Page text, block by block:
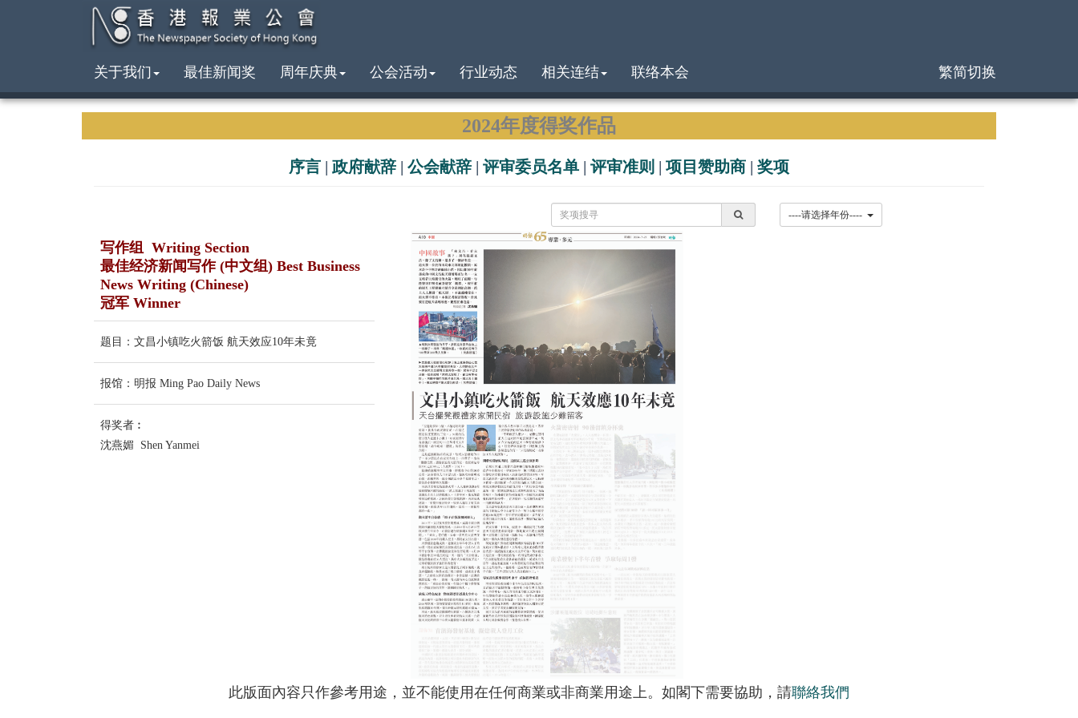
关于我们 最佳新闻奖 周年庆典 公会活动 行业动态 相关连结 联络本会 繁简切换
2024年度得奖作品
序言 | 政府献辞 | 公会献辞 | 评审委员名单 | 评审准则 | 项目赞助商 | 奖项
写作组 Writing Section
最佳经济新闻写作 (中文组) Best Business
News Writing (Chinese)
冠军 Winner
题目：文昌小镇吃火箭饭 航天效应10年未竟
报馆：明报 Ming Pao Daily News
得奖者︰
沈燕媚 Shen Yanmei
此版面內容只作參考用途，並不能使用在任何商業或非商業用途上。如閣下需要協助，請聯絡我們